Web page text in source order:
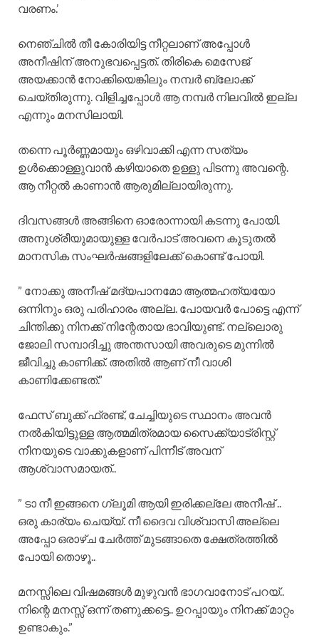
വരണം.’
നെഞ്ചിൽ തീ കോരിയിട്ട നീറ്റലാണ് അപ്പോൾ
അനീഷിന് അനുഭവപ്പെട്ടത്. തിരികെ മെസേജ്
അയക്കാൻ നോക്കിയെങ്കിലും നമ്പർ ബ്ലോക്ക്
ചെയ്തിരുന്നു. വിളിച്ചപ്പോൾ ആ നമ്പർ നിലവിൽ ഇല്ല
എന്നും മനസിലായി.
തന്നെ പൂർണ്ണമായും ഒഴിവാക്കി എന്ന സത്യം
ഉൾക്കൊള്ളുവാൻ കഴിയാതെ ഉള്ളു പിടന്നു അവന്റെ.
ആ നീറ്റൽ കാണാൻ ആരുമില്ലായിരുന്നു.
ദിവസങ്ങൾ അങ്ങിനെ ഓരോന്നായി കടന്നു പോയി.
അനുശ്രീയുമായുള്ള വേർപാട് അവനെ കൂടുതൽ
മാനസിക സംഘർഷങ്ങളിലേക്ക് കൊണ്ട് പോയി.
” നോക്കു അനീഷ് മദ്യപാനമോ ആത്മഹത്യയോ
ഒന്നിനും ഒരു പരിഹാരം അല്ല. പോയവർ പോട്ടെ എന്ന്
ചിന്തിക്കു നിനക്ക്‌ നിന്റേതായ ഭാവിയുണ്ട്. നല്ലൊരു
ജോലി സമ്പാദിച്ചു അന്തസായി അവരുടെ മുന്നിൽ
ജീവിച്ചു കാണിക്ക്. അതിൽ ആണ് നീ വാശി
കാണിക്കേണ്ടത്.”
ഫേസ് ബുക്ക്‌ ഫ്രണ്ട്, ചേച്ചിയുടെ സ്ഥാനം അവൻ
നൽകിയിട്ടുള്ള ആത്മമിത്രമായ സൈക്ക്യാട്രിസ്റ്റ്
നീനയുടെ വാക്കുകളാണ് പിന്നീട് അവന്
ആശ്വാസമായത്..
” ടാ നീ ഇങ്ങനെ ഗ്ലൂമി ആയി ഇരിക്കല്ലേ അനീഷ് ..
ഒരു കാര്യം ചെയ്യ്. നീ ദൈവ വിശ്വാസി അല്ലെ
അപ്പോ ഒരാഴ്ച ചേർത്ത് മുടങ്ങാതെ ക്ഷേത്രത്തിൽ
പോയി തൊഴൂ..
മനസ്സിലെ വിഷമങ്ങൾ മുഴുവൻ ഭാഗവാനോട് പറയ്..
നിന്റെ മനസ്സ് ഒന്ന് തണുക്കട്ടെ.. ഉറപ്പായും നിനക്ക്‌ മാറ്റം
ഉണ്ടാകും.”